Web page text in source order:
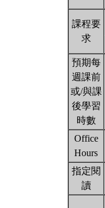
課程要
求
預期每
週課前
或/與課
後學習
時數
Office
Hours
指定閱
讀